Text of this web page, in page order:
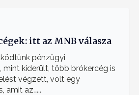
itt az MNB válasza
pénzügyi
mint kiderült, több brókercég is
végzett, volt egy
amit az…...